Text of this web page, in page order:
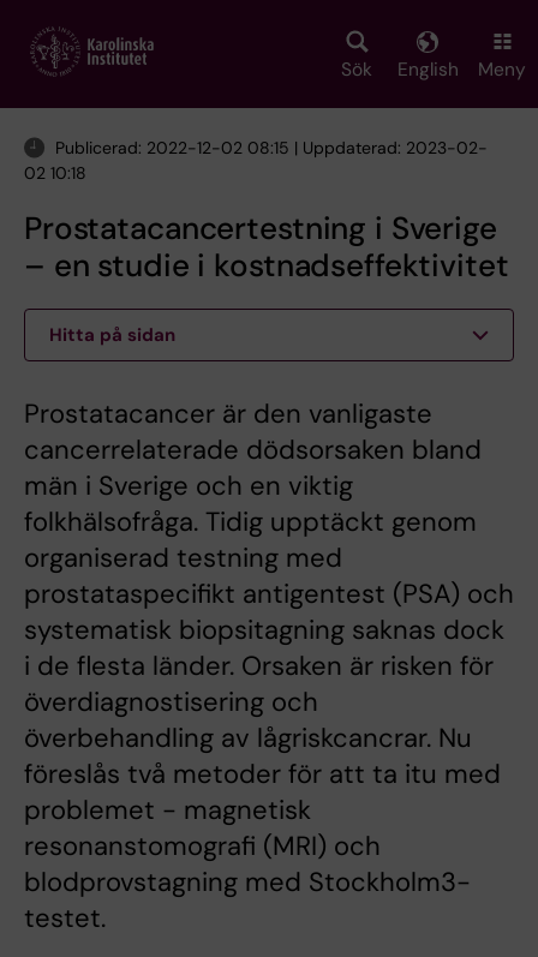
main
Sök English Meny
Publicerad: 2022-12-02 08:15 | Uppdaterad: 2023-02-
02 10:18
Prostatacancertestning i Sverige
– en studie i kostnadseffektivitet
Hitta på sidan
Prostatacancer är den vanligaste
cancerrelaterade dödsorsaken bland
män i Sverige och en viktig
folkhälsofråga. Tidig upptäckt genom
organiserad testning med
prostataspecifikt antigentest (PSA) och
systematisk biopsitagning saknas dock
i de flesta länder. Orsaken är risken för
överdiagnostisering och
överbehandling av lågriskcancrar. Nu
föreslås två metoder för att ta itu med
problemet - magnetisk
resonanstomografi (MRI) och
blodprovstagning med Stockholm3-
testet.